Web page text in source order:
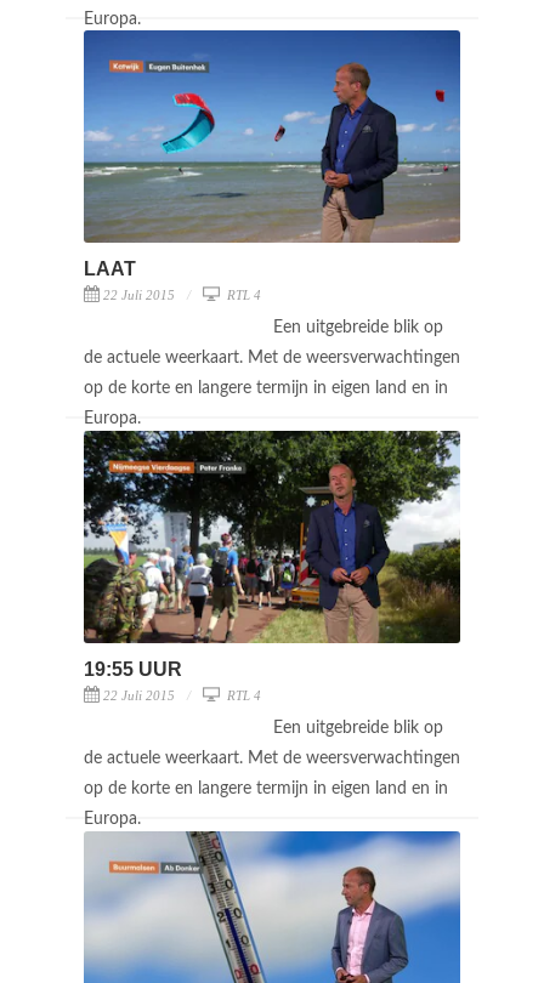
Europa.
LAAT
22 Juli 2015 RTL 4
Een uitgebreide blik op
de actuele weerkaart. Met de weersverwachtingen
op de korte en langere termijn in eigen land en in
Europa.
19:55 UUR
22 Juli 2015 RTL 4
Een uitgebreide blik op
de actuele weerkaart. Met de weersverwachtingen
op de korte en langere termijn in eigen land en in
Europa.